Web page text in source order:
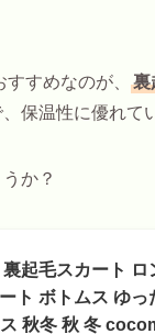
すすめなのが、 裏
保温性に優れて
か？
起毛スカート
ト ボトムス ゆ
秋冬 秋 冬